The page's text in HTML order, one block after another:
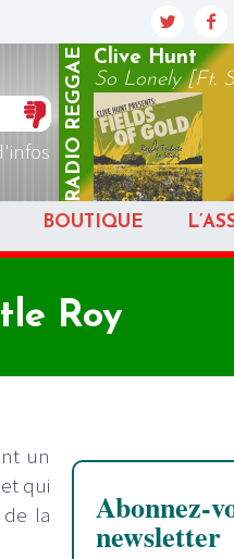
RADIO
REGGAE
Clive Hunt
So Lonely [Ft.
BOUTIQUE
Roy
un
qui
la
Abonnez-
newsletter